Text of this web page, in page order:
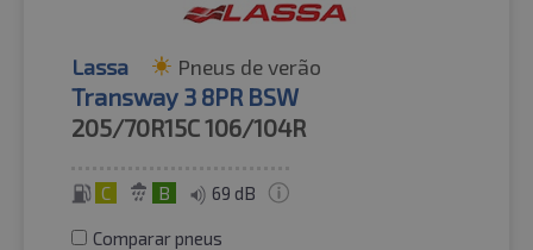
Lassa Pneus de verão
Transway 3 8PR BSW
205/70R15C106/104R
C B 69 dB
Comparar pneus